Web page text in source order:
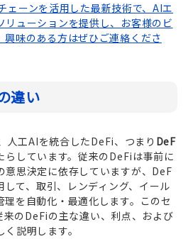
ーンを活用した最新技術で、AIエ
リューションを提供し、お客様のビ
興味のある方はぜひご連絡くださ
違い
人工AIを統合したDeFi、つまり DeF
らしています。従来のDeFiは事前に
意思決定に依存していますが、DeF
て、取引、レンディング、イール
理を自動化・最適化します。このセ
のDeFiの主な違い、利点、および
説明します。